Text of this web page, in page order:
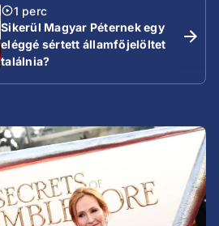
1 perc
Sikerül Magyar Péternek egy
eléggé sértett államfőjelöltet
találnia?